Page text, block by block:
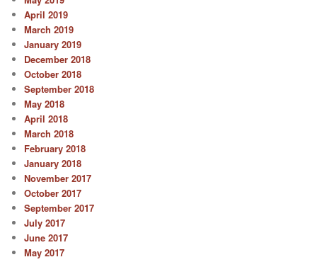
April 2019
March 2019
January 2019
December 2018
October 2018
September 2018
May 2018
April 2018
March 2018
February 2018
January 2018
November 2017
October 2017
September 2017
July 2017
June 2017
May 2017